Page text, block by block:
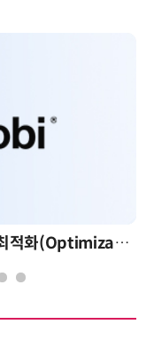
AI 시대의 의사결정을 바꾸는 수리최적화(Optimization): 실제 산업 적용 사례와 활용 전략